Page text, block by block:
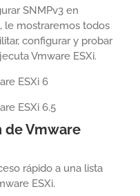
SNMPv3 en
le mostraremos todos
configurar y probar
Vmware ESXi.
ESXi 6
ESXi 6.5
de Vmware
rápido a una lista
ESXi.